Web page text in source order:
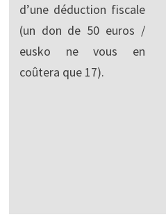
d’une déduction fiscale
(un don de 50 euros /
eusko ne vous en
coûtera que 17).